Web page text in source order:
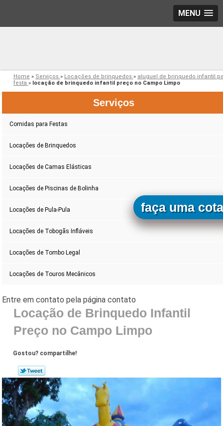
MENU
Home » Serviços » Locações de brinquedos » aluguel de brinquedo infantil
festa » locação de brinquedo infantil preço no Campo Limpo
Serviços
Comidas para Festas
Locações de Brinquedos
Locações de Camas Elásticas
Locações de Piscinas de Bolinha
Locações de Pula-Pula
Locações de Tobogãs Infláveis
Locações de Tombo Legal
Locações de Touros Mecânicos
Locação de Brinquedo Infantil
Preço no Campo Limpo
Gostou? compartilhe!
faça uma